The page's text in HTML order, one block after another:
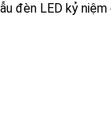
đèn LED kỷ